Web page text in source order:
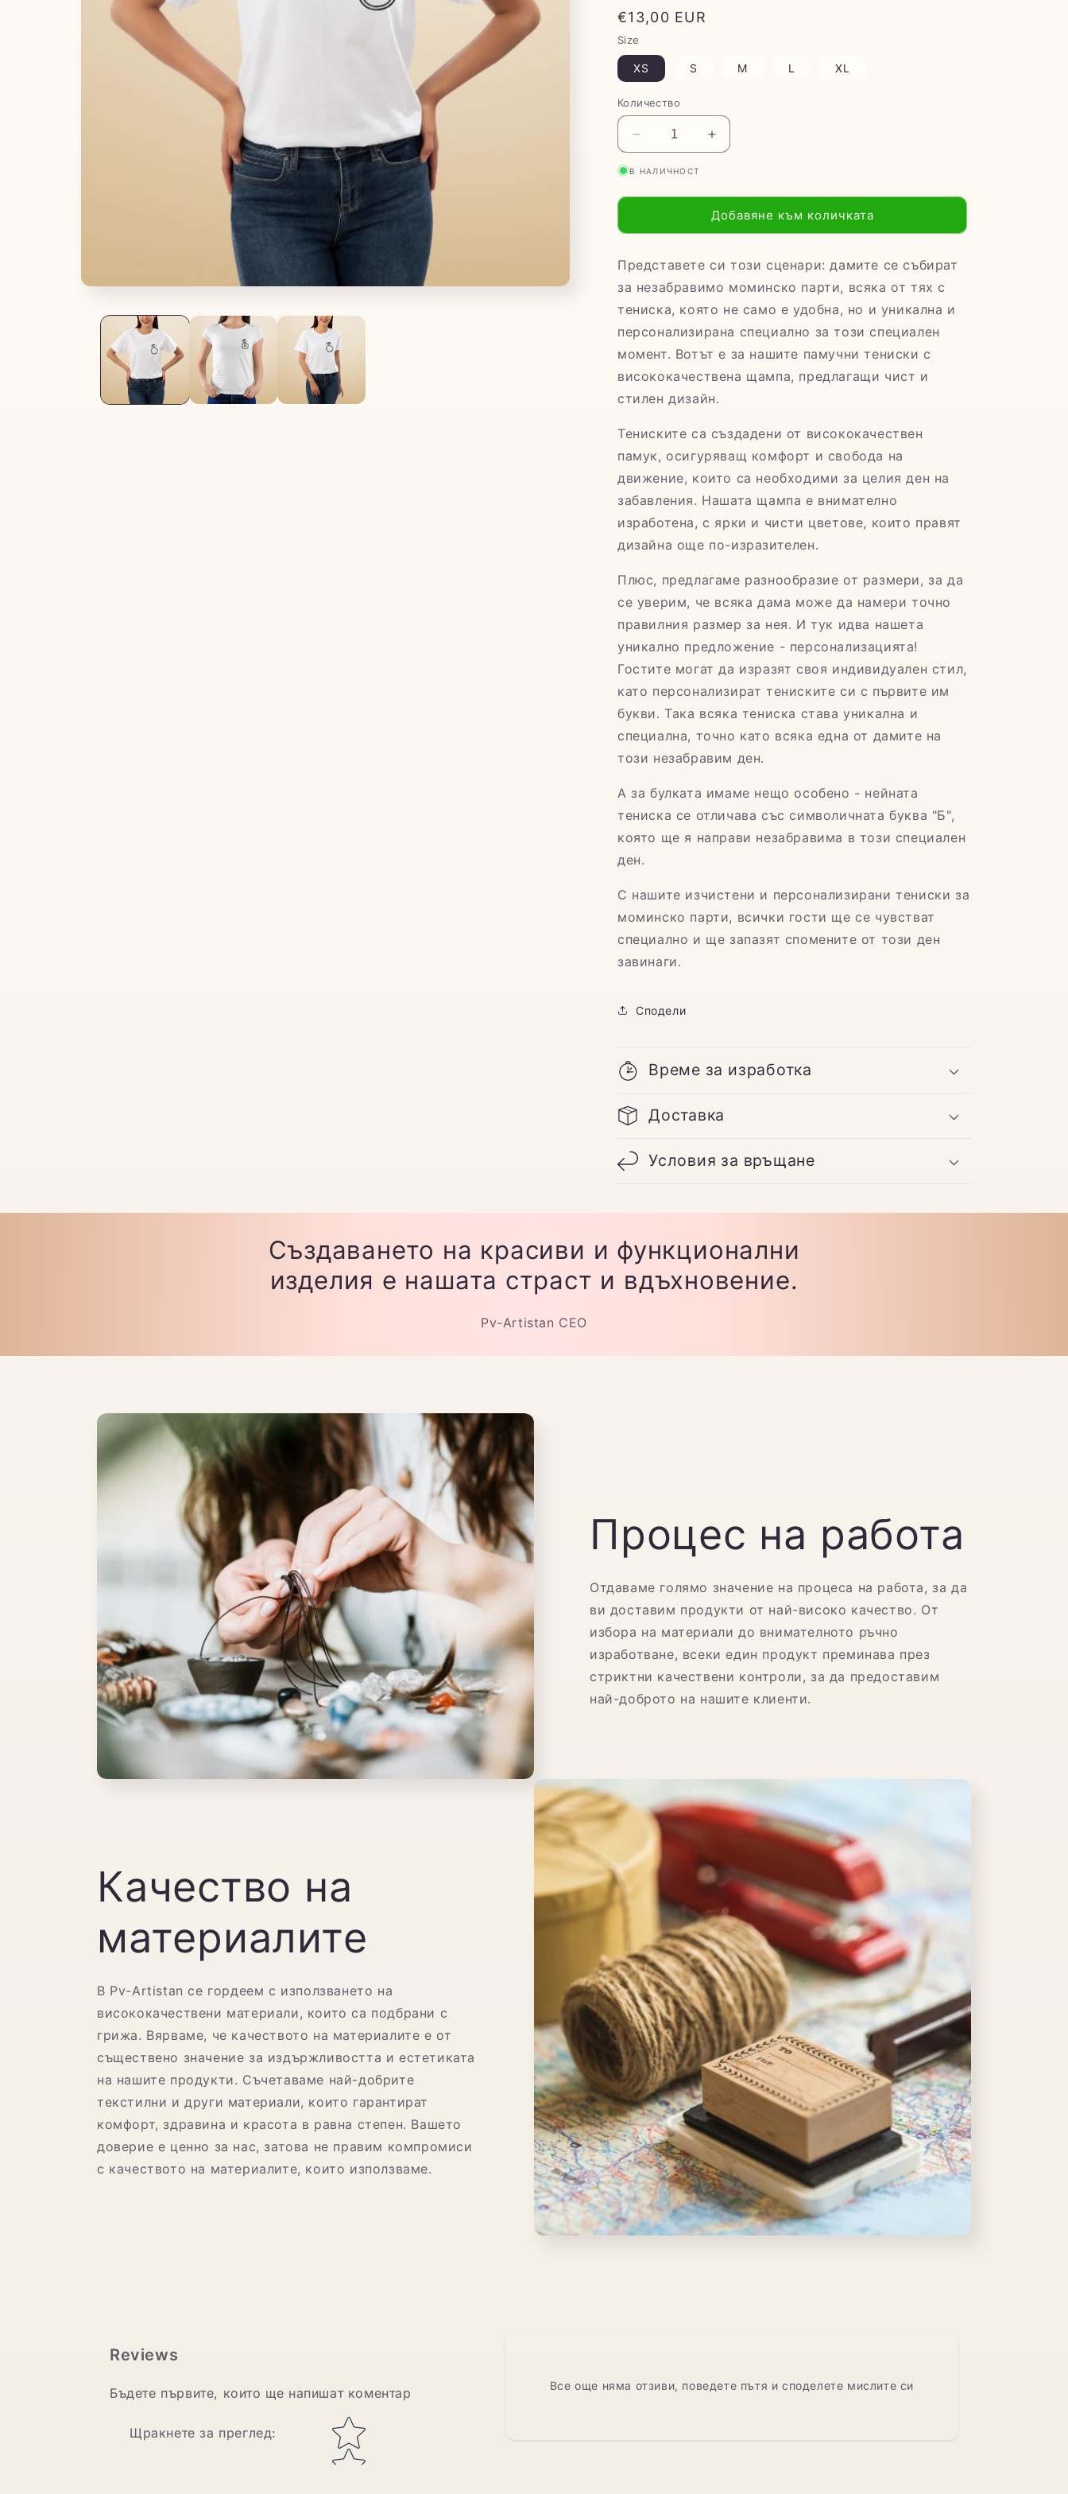
Обичайна
цена
€13,00 EUR
Size
XS S M L XL
Количество
Намаляване
на
количеството
&quot;Пръстен&quot;
Увеличаване
на
Тениска
за
&quot;Пръстен&quot;
В НАЛИЧНОСТ
Добавяне към количката
Представете си този сценари: дамите се събират
за незабравимо моминско парти, всяка от тях с
тениска, която не само е удобна, но и уникална и
персонализирана специално за този специален
момент. Вотът е за нашите памучни тениски с
висококачествена щампа, предлагащи чист и
стилен дизайн.
Тениските са създадени от висококачествен
памук, осигуряващ комфорт и свобода на
движение, които са необходими за целия ден на
забавления. Нашата щампа е внимателно
изработена, с ярки и чисти цветове, които правят
дизайна още по-изразителен.
Плюс, предлагаме разнообразие от размери, за да
се уверим, че всяка дама може да намери точно
правилния размер за нея. И тук идва нашета
уникално предложение - персонализацията!
Гостите могат да изразят своя индивидуален стил,
като персонализират тениските си с първите им
букви. Така всяка тениска става уникална и
специална, точно като всяка една от дамите на
този незабравим ден.
А за булката имаме нещо особено - нейната
тениска се отличава със символичната буква "Б",
която ще я направи незабравима в този специален
ден.
С нашите изчистени и персонализирани тениски за
моминско парти, всички гости ще се чувстват
специално и ще запазят спомените от този ден
завинаги.
Сподели
Време за изработка
Доставка
Условия за връщане
Създаването на красиви и функционални
изделия е нашата страст и вдъхновение.
Pv-Artistan CEO
Процес на работа
Отдаваме голямо значение на процеса на работа, за да
ви доставим продукти от най-високо качество. От
избора на материали до внимателното ръчно
изработване, всеки един продукт преминава през
стриктни качествени контроли, за да предоставим
най-доброто на нашите клиенти.
Качество на
материалите
В Pv-Artistan се гордеем с използването на
висококачествени материали, които са подбрани с
грижа. Вярваме, че качеството на материалите е от
съществено значение за издържливостта и естетиката
на нашите продукти. Съчетаваме най-добрите
текстилни и други материали, които гарантират
комфорт, здравина и красота в равна степен. Вашето
доверие е ценно за нас, затова не правим компромиси
с качеството на материалите, които използваме.
Reviews
Бъдете първите, които ще напишат коментар
Щракнете за преглед: Star rating
Все още няма отзиви, поведете пътя и споделете мислите си